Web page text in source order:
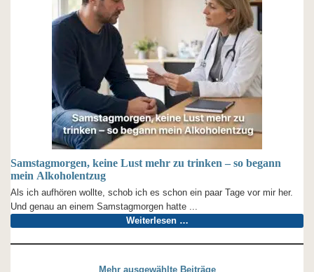
Samstagmorgen, keine Lust mehr zu trinken – so begann
mein Alkoholentzug
Als ich aufhören wollte, schob ich es schon ein paar Tage vor mir her.
Und genau an einem Samstagmorgen hatte ...
Weiterlesen …
Mehr ausgewählte Beiträge